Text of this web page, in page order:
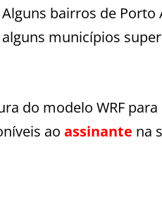
bairros de Porto
municípios
do modelo WRF para
ao assinante na